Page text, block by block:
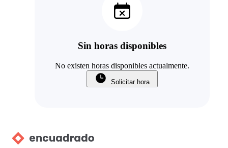
Sin horas disponibles
No existen horas disponibles actualmente.
Solicitar hora